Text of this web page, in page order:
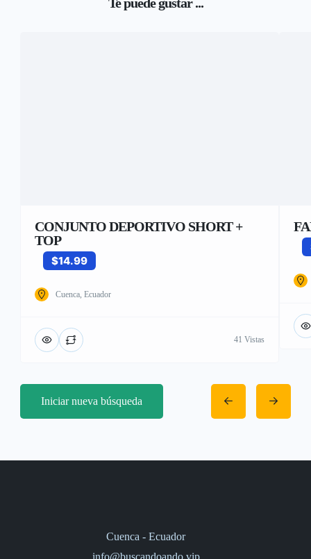
CONJUNTO DEPORTIVO SHORT +
TOP
$14.99
Cuenca, Ecuador
41 Vistas
Iniciar nueva búsqueda
Cuenca - Ecuador
info@buscandoando.vip